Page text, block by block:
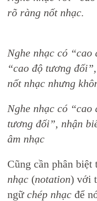
rõ ràng nốt nhạc.
Nghe nhạc có
“cao độ tương
nốt nhạc nhưng
Nghe nhạc có
tương đối”, nhận
âm nhạc
Cũng cần phân biệt
nhạc (notation) với
ngữ chép nhạc để